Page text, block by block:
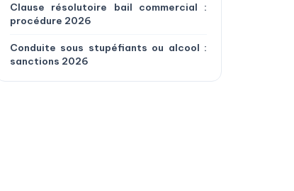
Clause résolutoire bail commercial :
procédure 2026
Conduite sous stupéfiants ou alcool :
sanctions 2026